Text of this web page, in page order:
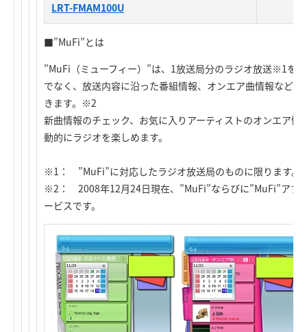
LRT-FMAM100U
■”MuFi”とは
”MuFi（ミューフィー）”は、1放送局分のラジオ放送※1を
でなく、放送内容に沿った番組情報、オンエア曲情報など
きます。※2
新曲情報のチェック、お気に入りアーティストのオンエア
動的にラジオを楽しめます。
※1： ”MuFi”に対応したラジオ放送局のものに限ります。
※2： 2008年12月24日現在、”MuFi”ならびに”MuFi”アプ
ービスです。